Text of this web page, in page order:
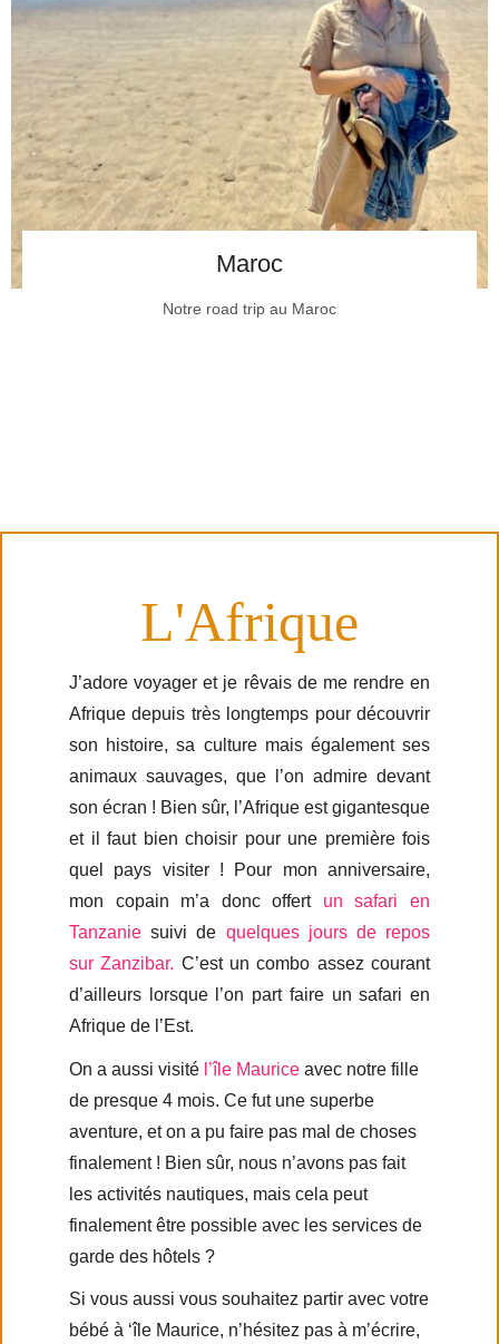
Maroc
Notre road trip au Maroc
L'Afrique
J’adore voyager et je rêvais de me rendre en
Afrique depuis très longtemps pour découvrir
son histoire, sa culture mais également ses
animaux sauvages, que l’on admire devant
son écran ! Bien sûr, l’Afrique est gigantesque
et il faut bien choisir pour une première fois
quel pays visiter ! Pour mon anniversaire,
mon copain m’a donc offert un safari en
Tanzanie suivi de quelques jours de repos
sur Zanzibar. C’est un combo assez courant
d’ailleurs lorsque l’on part faire un safari en
Afrique de l’Est.
On a aussi visité l’île Maurice avec notre fille
de presque 4 mois. Ce fut une superbe
aventure, et on a pu faire pas mal de choses
finalement ! Bien sûr, nous n’avons pas fait
les activités nautiques, mais cela peut
finalement être possible avec les services de
garde des hôtels ?
Si vous aussi vous souhaitez partir avec votre
bébé à ‘île Maurice, n’hésitez pas à m’écrire,